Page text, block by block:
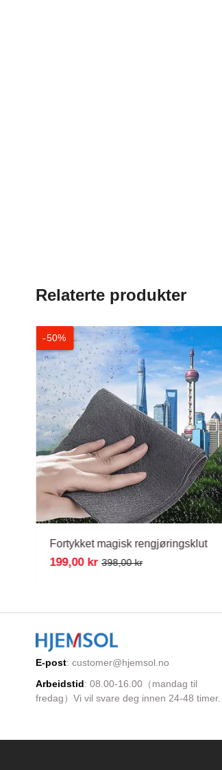
Relaterte produkter
-50%
Fortykket magisk rengjøringsklut
199,00 kr 398,00 kr
E-post: customer@hjemsol.no
Arbeidstid: 08.00-16.00（mandag til
fredag）Vi vil svare deg innen 24-48 timer.